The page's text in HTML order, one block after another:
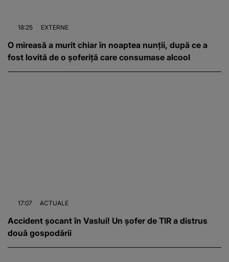
18:25 EXTERNE
O mireasă a murit chiar în noaptea nunții, după ce a
fost lovită de o șoferiță care consumase alcool
17:07 ACTUALE
Accident șocant în Vaslui! Un șofer de TIR a distrus
două gospodării